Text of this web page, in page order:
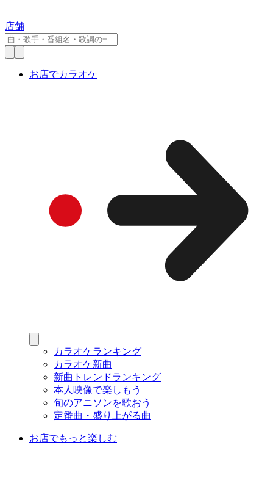
店舗
お店でカラオケ
カラオケランキング
カラオケ新曲
新曲トレンドランキング
本人映像で楽しもう
旬のアニソンを歌おう
定番曲・盛り上がる曲
お店でもっと楽しむ